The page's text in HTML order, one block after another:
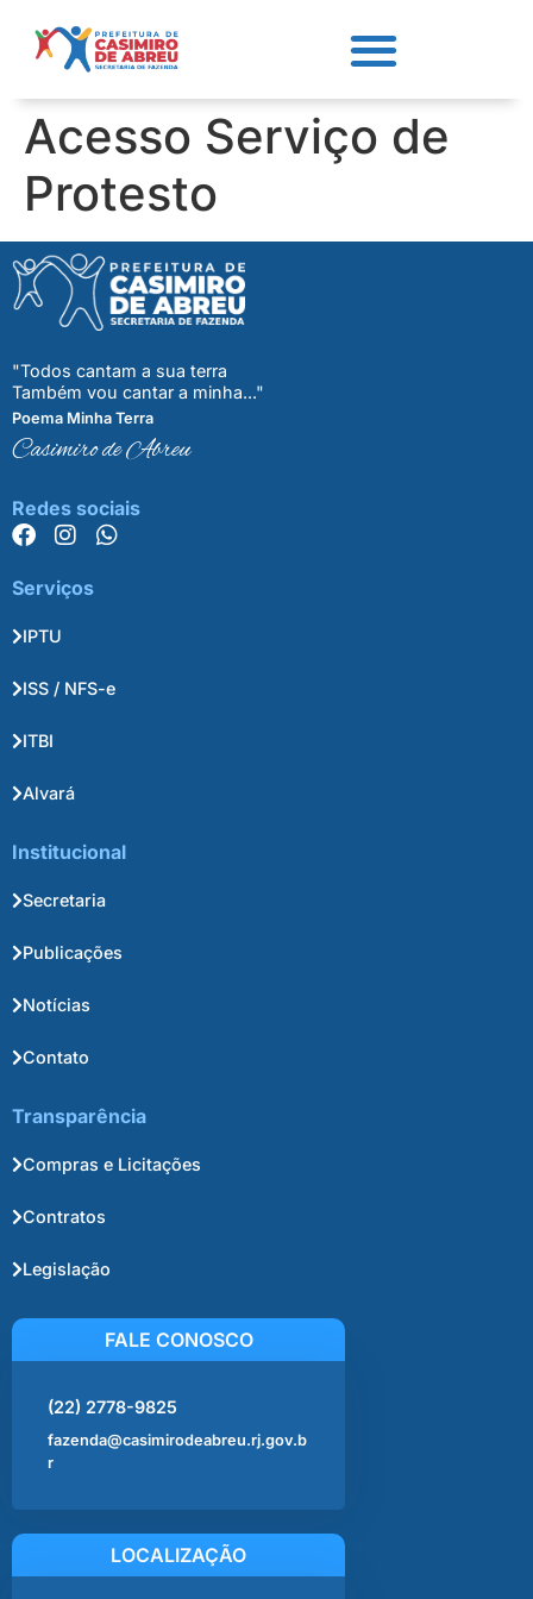
Acesso Serviço de
Protesto
"Todos cantam a sua terra
Também vou cantar a minha..."
Poema Minha Terra
Casimiro de Abreu
Redes sociais
Serviços
IPTU
ISS / NFS-e
ITBI
Alvará
Institucional
Secretaria
Publicações
Notícias
Contato
Transparência
Compras e Licitações
Contratos
Legislação
FALE CONOSCO
(22) 2778-9825
fazenda@casimirodeabreu.rj.gov.b
r
LOCALIZAÇÃO